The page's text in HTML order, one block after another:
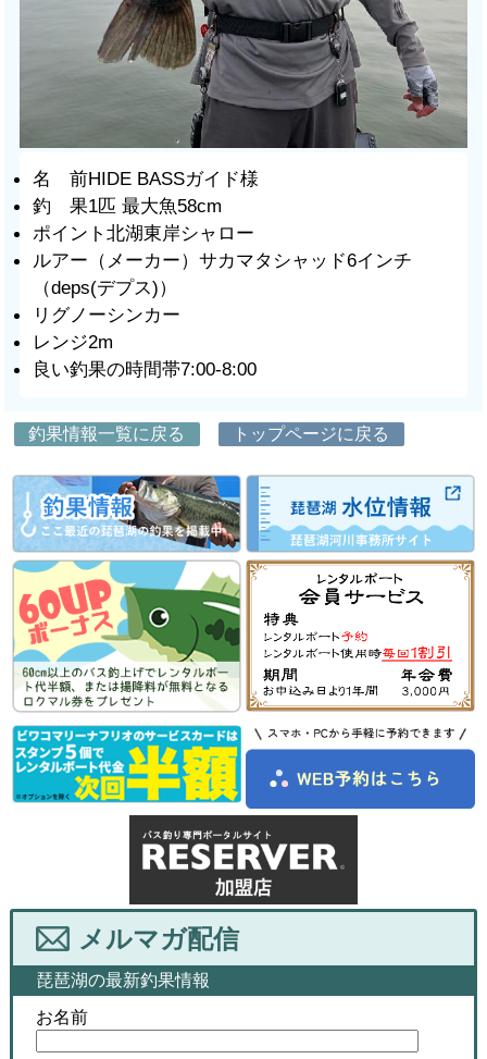
名 前HIDE BASSガイド様
釣 果1匹 最大魚58cm
ポイント北湖東岸シャロー
ルアー（メーカー）サカマタシャッド6インチ
（deps(デプス)）
リグノーシンカー
レンジ2m
良い釣果の時間帯7:00-8:00
釣果情報一覧に戻る トップページに戻る
メルマガ配信
琵琶湖の最新釣果情報
お名前